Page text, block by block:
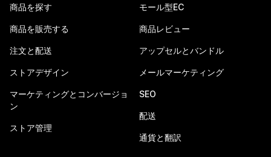
商品を探す
商品を販売する
注文と配送
ストアデザイン
マーケティングとコンバージョ
ン
ストア管理
モール型EC
商品レビュー
アップセルとバンドル
メールマーケティング
SEO
配送
通貨と翻訳